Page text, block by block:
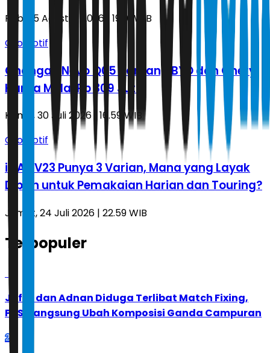
Rabu, 5 Agustus 2026 | 19.01 WIB
Otomotif
Changan Nevo Q05 Tantang BYD dan Chery,
Harga Mulai Rp 309 Juta
Kamis, 30 Juli 2026 | 16.59 WIB
Otomotif
iCAR V23 Punya 3 Varian, Mana yang Layak
Dipilih untuk Pemakaian Harian dan Touring?
Jumat, 24 Juli 2026 | 22.59 WIB
Terpopuler
Jafar dan Adnan Diduga Terlibat Match Fixing,
PBSI Langsung Ubah Komposisi Ganda Campuran
2